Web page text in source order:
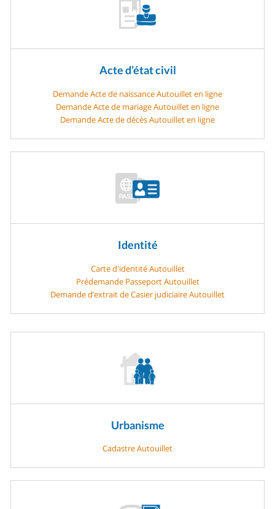
Acte d’état civil
Demande Acte de naissance Autouillet en ligne
Demande Acte de mariage Autouillet en ligne
Demande Acte de décès Autouillet en ligne
Identité
Carte d'identité Autouillet
Prédemande Passeport Autouillet
Demande d’extrait de Casier judiciaire Autouillet
Urbanisme
Cadastre Autouillet